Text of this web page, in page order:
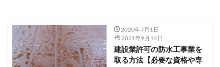
2020年7月1日
2021年9月14日
建設業許可の防水工事業を
取る方法【必要な資格や専
建築施工管理技士 造園施工管理技士
管工事施工管理技士 電気工事施工管理技士 補助金
ものづくり補助金 持続化補助金 IT導入補助金